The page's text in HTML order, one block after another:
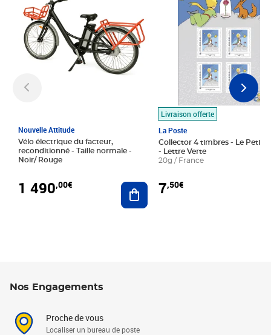
Nouvelle Attitude
Vélo électrique du facteur,
reconditionné - Taille normale -
Noir/ Rouge
1 490,00€ Ajouter au panier
Livraison offerte
La Poste
Collector 4 timbres - Le Petit
- Lettre Verte
20g / France
7,50€
Nos Engagements
Proche de vous
Localiser un bureau de poste